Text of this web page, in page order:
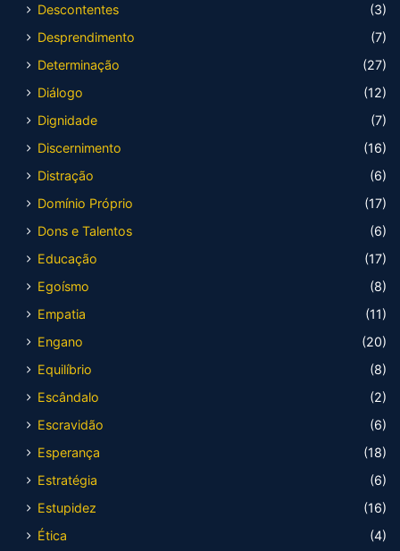
Descontentes
(3)
Desprendimento
(7)
Determinação
(27)
Diálogo
(12)
Dignidade
(7)
Discernimento
(16)
Distração
(6)
Domínio Próprio
(17)
Dons e Talentos
(6)
Educação
(17)
Egoísmo
(8)
Empatia
(11)
Engano
(20)
Equilíbrio
(8)
Escândalo
(2)
Escravidão
(6)
Esperança
(18)
Estratégia
(6)
Estupidez
(16)
Ética
(4)